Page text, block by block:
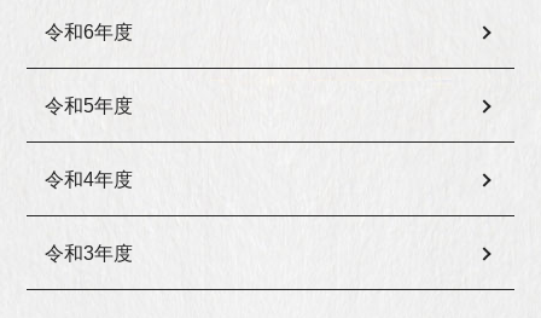
令和6年度
令和5年度
令和4年度
令和3年度